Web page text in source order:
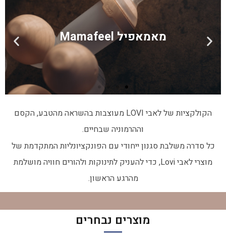
מאמאפיל Mamafeel
הרמוני Harmony
ג'ונגל Jungle
אבק כוכבים Stardust
מאמאפיל Mamafeel
הרמוני Harmony
ג'ונגל Jungle
אבק כוכבים Stardust
מאמאפיל Mamafeel
הרמוני Harmony
ג'ונגל Jungle
אבק כוכבים Stardust
הקולקציות של לאבי LOVI מעוצבות בהשראה מהטבע, הקסם
וההרמוניה שבחיים.
כל סדרה משלבת סגנון ייחודי עם הפונקציונליות המתקדמת של
מוצרי לאבי Lovi, כדי להעניק לתינוקות ולהורים חוויה מושלמת
מהרגע הראשון.
מוצרים נבחרים